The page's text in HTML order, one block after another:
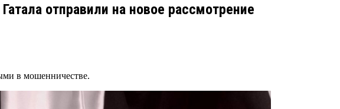
отправили на новое рассмотрение
в мошенничестве.